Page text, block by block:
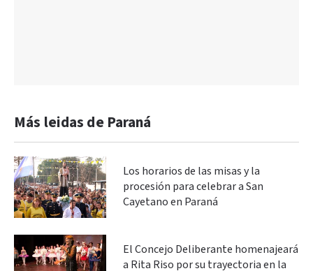
Más leidas de Paraná
Los horarios de las misas y la
procesión para celebrar a San
Cayetano en Paraná
El Concejo Deliberante homenajeará
a Rita Riso por su trayectoria en la